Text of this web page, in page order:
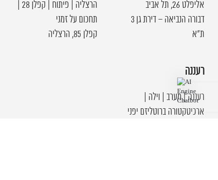
אליפלט 26, תל אביב
דבורה הנביאה – דירת גן 3
ת"א
תחכום על זמני
קפלן 85, הרצליה
רעננה
רעננה | מערב | וילה |
ארכיטקטורה ברוטליזם יפני